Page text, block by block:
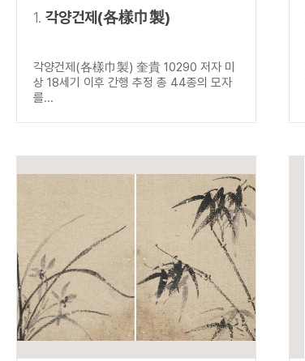
동시에 여러 개의 연산자를 사용할 수 있습니다.
1. 각양건제(各樣巾製)
각양건제(各樣巾製) 奎貴 10290 저자 미
상 18세기 이후 간행 추정 총 44종의 모자
를...